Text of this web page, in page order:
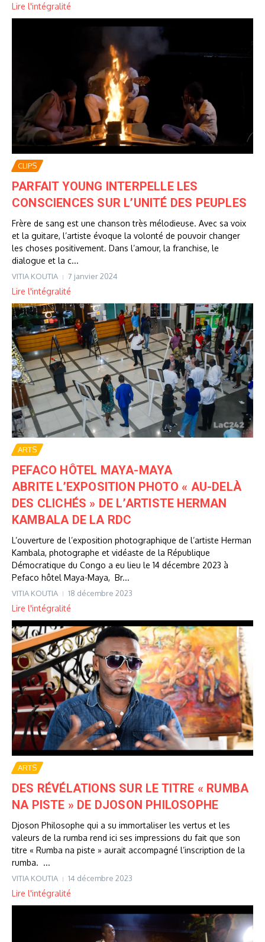
Lire l'intégralité
CLIPS
PARFAIT YOUNG INTERPELLE LES
CONSCIENCES SUR L’UNITÉ DES PEUPLES
Frère de sang est une chanson très mélodieuse. Avec sa voix
et la guitare, l’artiste évoque la volonté de pouvoir changer
les choses positivement. Dans l’amour, la franchise, le
dialogue et la c...
VITIA KOUTIA 7 janvier 2024
Lire l'intégralité
ARTS
PEFACO HÔTEL MAYA-MAYA
ABRITE L’EXPOSITION PHOTO « AU-DELÀ
DES CLICHÉS » DE L’ARTISTE HERMAN
KAMBALA DE LA RDC
L’ouverture de l’exposition photographique de l’artiste Herman
Kambala, photographe et vidéaste de la République
Démocratique du Congo a eu lieu le 14 décembre 2023 à
Pefaco hôtel Maya-Maya, Br...
VITIA KOUTIA 18 décembre 2023
Lire l'intégralité
ARTS
DES RÉVÉLATIONS SUR LE TITRE « RUMBA
NA PISTE » DE DJOSON PHILOSOPHE
Djoson Philosophe qui a su immortaliser les vertus et les
valeurs de la rumba rend ici ses impressions du fait que son
titre « Rumba na piste » aurait accompagné l’inscription de la
rumba. ...
VITIA KOUTIA 14 décembre 2023
Lire l'intégralité